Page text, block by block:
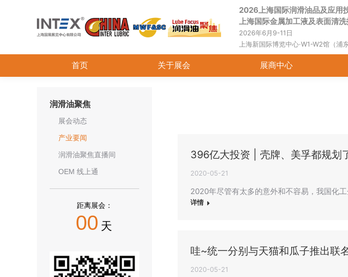
2026上海国际润滑油品及应用
上海国际金属加工液及表面清
2026年6月9-11日
上海新国际博览中心·W1-W2馆（浦
首页 关于展会 展商中心
396亿大投资 | 壳牌、美孚都规划
2020-05-21
2020年尽管有太多的意外和不容易，我国化
详情
哇~统一分别与天猫和瓜子推出联
2020-05-21
润滑油聚焦
展会动态
产业要闻
润滑油聚焦直播间
OEM 线上通
距离展会：
00 天
首页 关于展会